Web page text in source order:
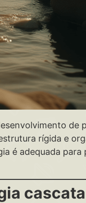
de
rígida e
é adequada
cascata